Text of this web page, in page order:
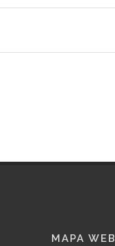
MAPA WEB